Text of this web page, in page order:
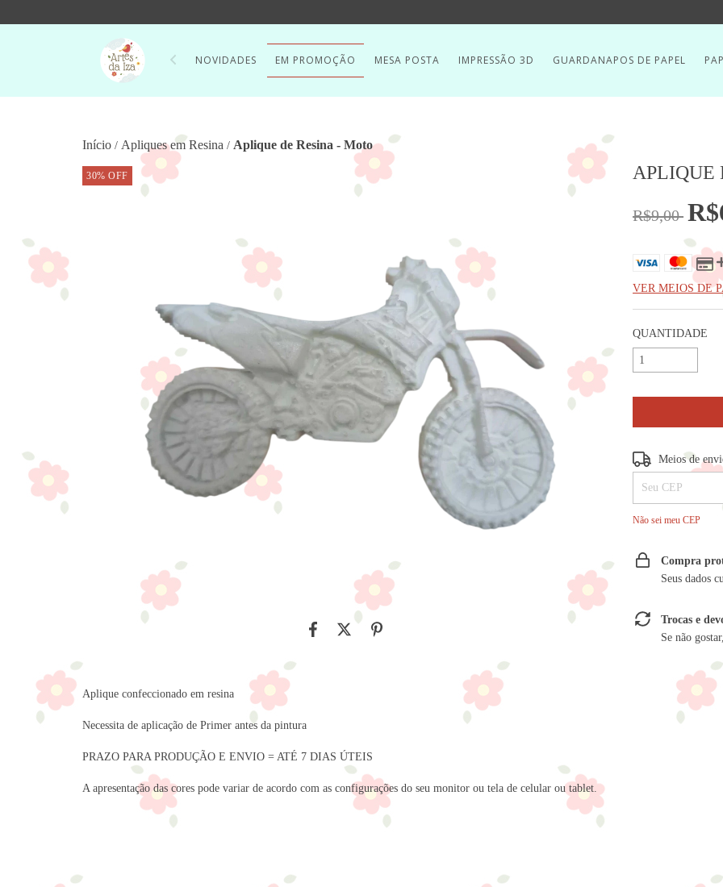
NOVIDADES EM PROMOÇÃO MESA POSTA IMPRESSÃO 3D GUARDANAPOS DE PAPEL
Início / Apliques em Resina / Aplique de Resina - Moto
30% OFF
Aplique confeccionado em resina
Necessita de aplicação de Primer antes da pintura
PRAZO PARA PRODUÇÃO E ENVIO = ATÉ 7 DIAS ÚTEIS
A apresentação das cores pode variar de acordo com as configurações do seu monitor ou tela de celular ou tablet.
APLIQUE
R$9,00
VER MEIOS DE
QUANTIDADE
Entregas para o
Meios de
Não sei meu CEP
Compra
Seus dados
Trocas e
Se não